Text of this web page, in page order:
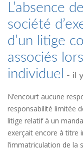
L’absence
société
d’un litige
associés
individuel
- il
N’encourt aucune
responsabilité limitée
litige relatif à un
exerçait encore à titre
l’immatriculation de la